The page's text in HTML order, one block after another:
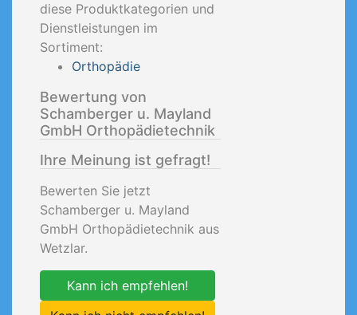
diese Produktkategorien und
Dienstleistungen im
Sortiment:
Orthopädie
Bewertung von
Schamberger u. Mayland
GmbH Orthopädietechnik
Ihre Meinung ist gefragt!
Bewerten Sie jetzt
Schamberger u. Mayland
GmbH Orthopädietechnik aus
Wetzlar.
Kann ich empfehlen!